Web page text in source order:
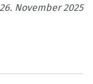
November 2025